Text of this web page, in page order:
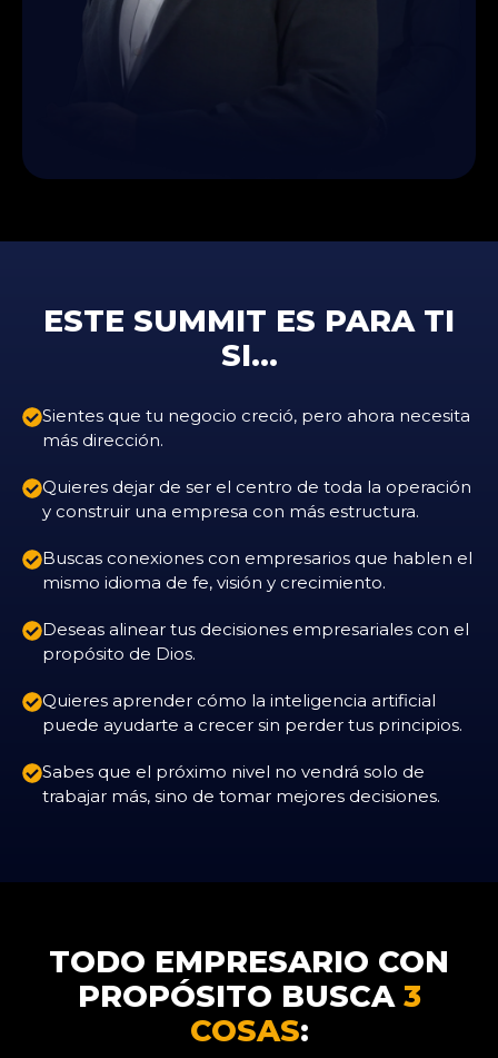
ESTE SUMMIT ES PARA TI
SI…
Sientes que tu negocio creció, pero ahora necesita
más dirección.
Quieres dejar de ser el centro de toda la operación
y construir una empresa con más estructura.
Buscas conexiones con empresarios que hablen el
mismo idioma de fe, visión y crecimiento.
Deseas alinear tus decisiones empresariales con el
propósito de Dios.
Quieres aprender cómo la inteligencia artificial
puede ayudarte a crecer sin perder tus principios.
Sabes que el próximo nivel no vendrá solo de
trabajar más, sino de tomar mejores decisiones.
TODO EMPRESARIO CON
PROPÓSITO BUSCA 3
COSAS: